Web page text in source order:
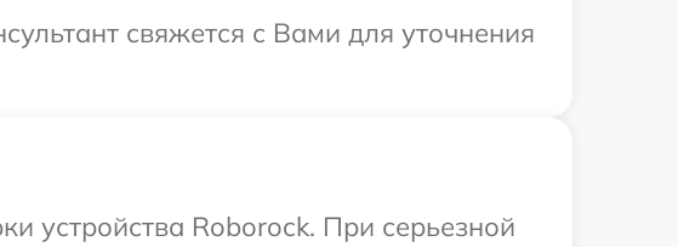
свяжется с Вами для уточнения
устройства Roborock. При серьезной